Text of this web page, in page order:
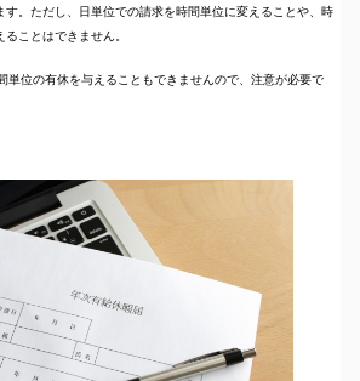
す。ただし、日単位での請求を時間単位に変えることや、時
ことはできません。
位の有休を与えることもできませんので、注意が必要で